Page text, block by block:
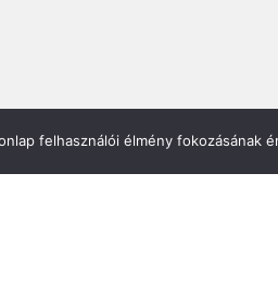
felhasználói élmény